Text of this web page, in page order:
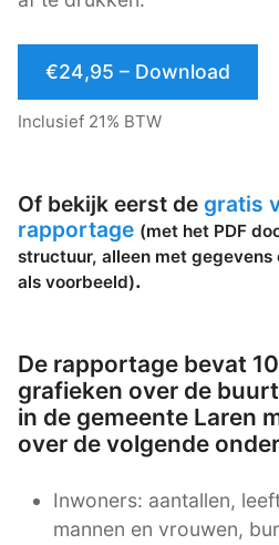
€24,95 – Download
Inclusief 21% BTW
Of bekijk eerst de gratis
rapportage (met het PDF
structuur, alleen met
als voorbeeld).
De rapportage bevat
grafieken over de
in de gemeente Laren
over de volgende
Inwoners: aantallen,
mannen en vrouwen,